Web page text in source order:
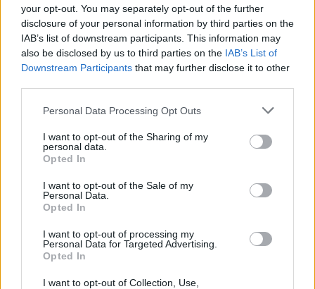
your opt-out. You may separately opt-out of the further
disclosure of your personal information by third parties on the
IAB’s list of downstream participants. This information may
also be disclosed by us to third parties on the IAB’s List of
Downstream Participants that may further disclose it to other
Personal Data Processing Opt Outs
I want to opt-out of the Sharing of my
personal data.
Opted In
I want to opt-out of the Sale of my
Personal Data.
Opted In
I want to opt-out of processing my
Personal Data for Targeted Advertising.
Opted In
I want to opt-out of Collection, Use,